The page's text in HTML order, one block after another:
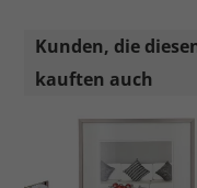
Kunden, die
kauften auch